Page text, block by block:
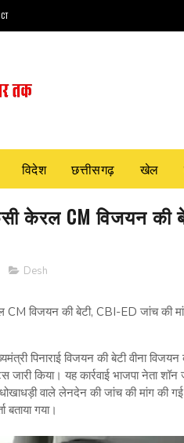
विदेश छत्तीसगढ़ खेल
केरल CM विजयन की
Desh
विजयन की बेटी, CBI-ED जांच की
पिनाराई विजयन की बेटी वीना
जारी किया। यह कार्रवाई भाजपा नेता
वाले लेनदेन की जांच की मांग की
बताया गया।